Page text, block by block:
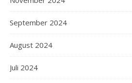
September 2024
August 2024
Juli 2024